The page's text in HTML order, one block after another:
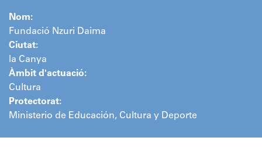
Nom:
Fundació Nzuri Daima
Ciutat:
la Canya
Àmbit d'actuació:
Cultura
Protectorat:
Ministerio de Educación, Cultura y Deporte